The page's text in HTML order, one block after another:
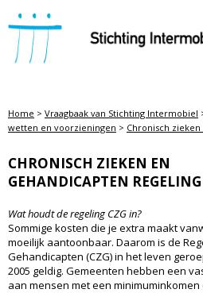
STICHTING INTERMOBIEL
Home > Vraagbaak van Stichting Intermobiel
wetten en voorzieningen > Chronisch
CHRONISCH ZIEKEN EN
GEHANDICAPTEN REGELING
Wat houdt de regeling CZG in?
Sommige kosten die je extra maakt
moeilijk aantoonbaar. Daarom is de
Gehandicapten (CZG) in het leven
2005 geldig. Gemeenten hebben een
aan mensen met een